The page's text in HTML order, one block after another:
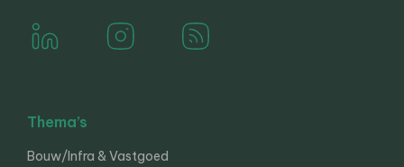
Thema’s
Bouw/Infra & Vastgoed